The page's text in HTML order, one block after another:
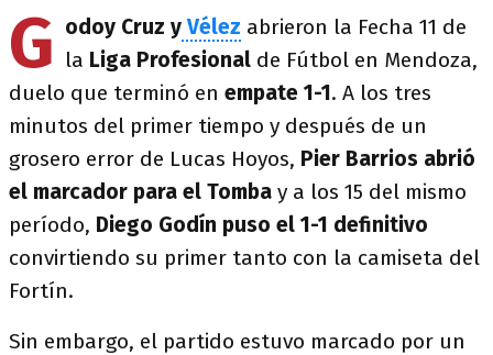
G odoy Cruz yVélez abrieron la Fecha 11 de
la Liga Profesional de Fútbol en Mendoza,
duelo que terminó en empate 1-1. A los tres
minutos del primer tiempo y después de un
grosero error de Lucas Hoyos, Pier Barrios abrió
el marcador para el Tomba y a los 15 del mismo
período, Diego Godín puso el 1-1 definitivo
convirtiendo su primer tanto con la camiseta del
Fortín.
Sin embargo, el partido estuvo marcado por un